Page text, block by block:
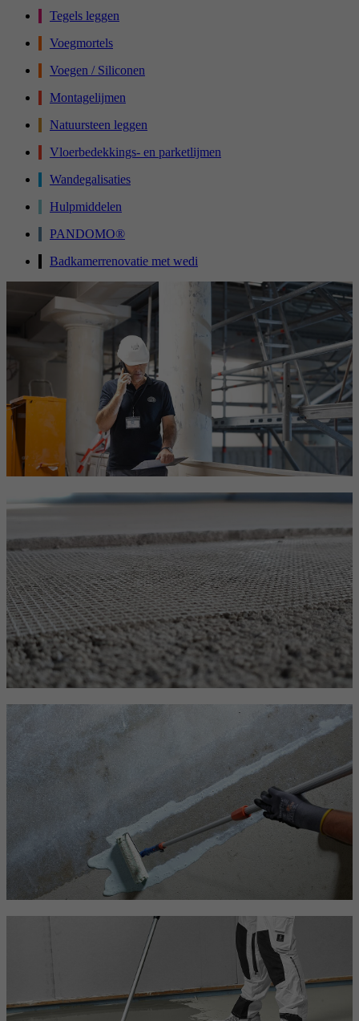
Tegels leggen
Voegmortels
Voegen / Siliconen
Montagelijmen
Natuursteen leggen
Vloerbedekkings- en parketlijmen
Wandegalisaties
Hulpmiddelen
PANDOMO®
Badkamerrenovatie met wedi